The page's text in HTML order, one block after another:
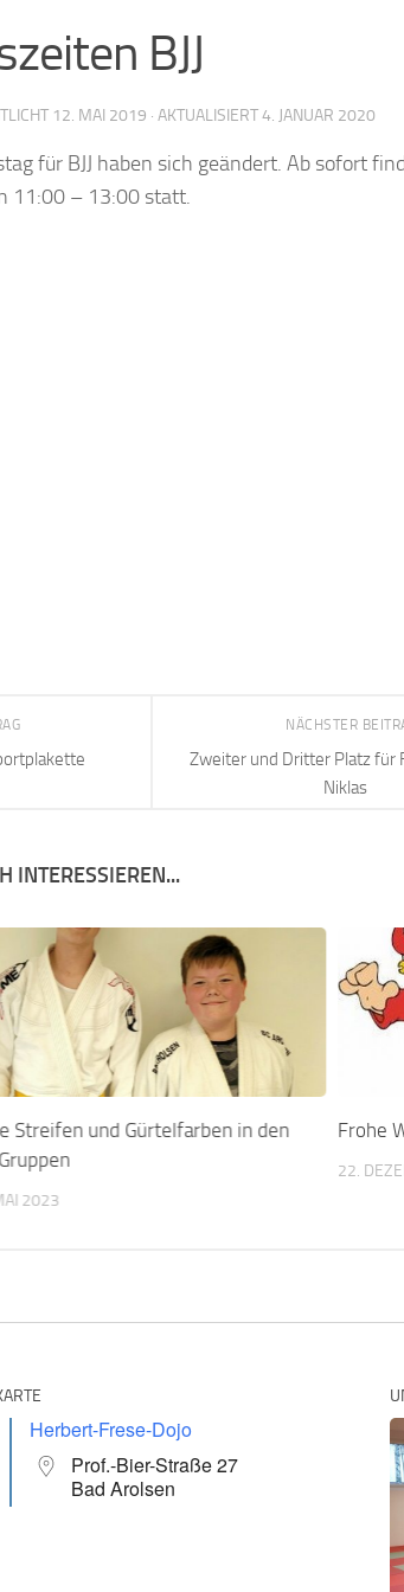
BJJ
12. MAI 2019 · AKTUALISIERT4. JANUAR 2020
für BJJ haben sich geändert. Ab sofort
11:00 – 13:00 statt.
NÄCHSTER
Zweiter und Dritter Platz für
Niklas
INTERESSIEREN...
Streifen und Gürtelfarben in den
2023
Frohe
22.
Herbert-Frese-Dojo
Prof.-Bier-Straße 27
Bad Arolsen